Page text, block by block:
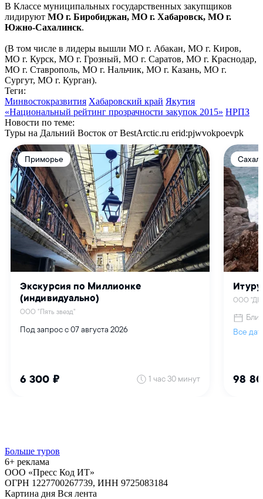
В Классе муниципальных государственных закупщиков
лидируют МО г. Биробиджан, МО г. Хабаровск, МО г.
Южно-Сахалинск.
(В том числе в лидеры вышли МО г. Абакан, МО г. Киров,
МО г. Курск, МО г. Грозный, МО г. Саратов, МО г. Краснодар,
МО г. Ставрополь, МО г. Нальчик, МО г. Казань, МО г.
Сургут, МО г. Курган).
Теги:
Минвостокразвития Хабаровский край Якутия
«Национальный рейтинг прозрачности закупок 2015» НРПЗ
Новости по теме:
Туры на Дальний Восток от BestArctic.ru erid:pjwvokpoevpk
Больше туров
6+ реклама
ООО «Пресс Код ИТ»
ОГРН 1227700267739, ИНН 9725083184
Картина дня Вся лента